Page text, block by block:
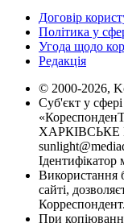
Договір
Політика у
Угода щодо
Редакція
© 2000-2026,
Суб'єкт у
ХАРКІВСЬКЕ
Ідентифікатор
Використання
сайті,
При